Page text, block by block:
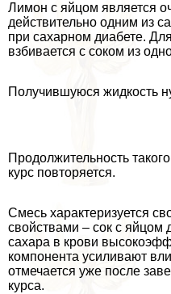
Лимон с яйцом является
действительно одним из
при сахарном диабете.
взбивается с соком из
Получившуюся жидкость
Продолжительность
курс повторяется.
Смесь хаpaктеризуется
свойствами – сок с яйцом
сахара в крови
компонента усиливают
отмечается уже после
курса.